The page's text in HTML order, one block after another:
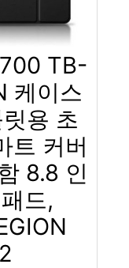
TB-
케이스
용 초
트 커버
8.8 인
드,